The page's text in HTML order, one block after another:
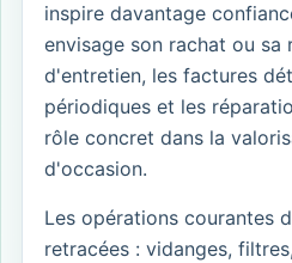
inspire davantage
envisage son rachat ou sa
d'entretien, les factures
périodiques et les
rôle concret dans la
d'occasion.
Les opérations courantes
retracées : vidanges,